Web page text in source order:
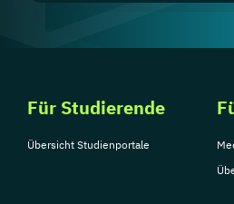
Für Studierende
Übersicht Studienportale